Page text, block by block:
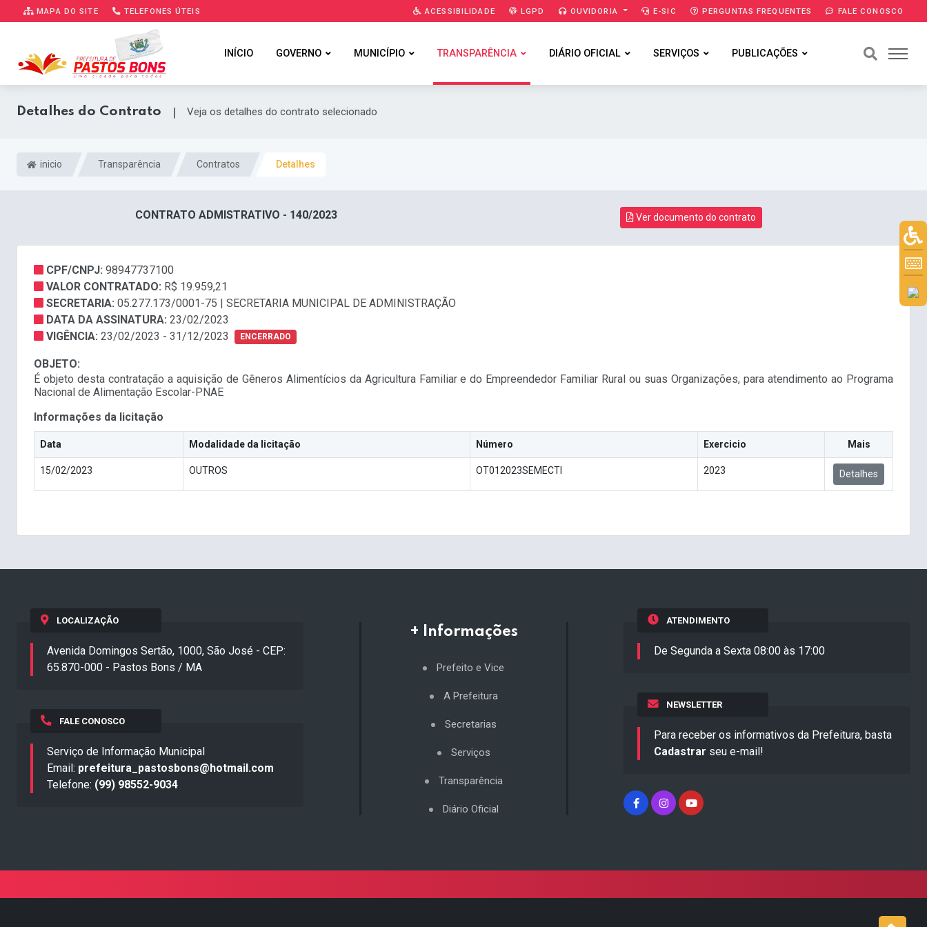
MAPA DO SITE TELEFONES ÚTEIS ACESSIBILIDADE LGPD OUVIDORIA E-SIC PERGUNTAS FREQUENTES FALE CONOSCO
INÍCIO GOVERNO MUNICÍPIO TRANSPARÊNCIA DIÁRIO OFICIAL SERVIÇOS PUBLICAÇÕES
Detalhes do Contrato | Veja os detalhes do contrato selecionado
inicio Transparência Contratos Detalhes
CONTRATO ADMISTRATIVO - 140/2023 Ver documento do contrato
CPF/CNPJ: 98947737100
VALOR CONTRATADO: R$ 19.959,21
SECRETARIA: 05.277.173/0001-75 | SECRETARIA MUNICIPAL DE ADMINISTRAÇÃO
DATA DA ASSINATURA: 23/02/2023
VIGÊNCIA: 23/02/2023 - 31/12/2023 ENCERRADO
OBJETO:
É objeto desta contratação a aquisição de Gêneros Alimentícios da Agricultura Familiar e do Empreendedor Familiar Rural ou suas Organizações, para atendimento ao Programa
Nacional de Alimentação Escolar-PNAE
Informações da licitação
Data Modalidade da licitação Número Exercicio Mais
15/02/2023 OUTROS OT012023SEMECTI 2023 Detalhes
LOCALIZAÇÃO
Avenida Domingos Sertão, 1000, São José - CEP:
65.870-000 - Pastos Bons / MA
FALE CONOSCO
Serviço de Informação Municipal
Email: prefeitura_pastosbons@hotmail.com
Telefone: (99) 98552-9034
+ Informações
Prefeito e Vice
A Prefeitura
Secretarias
Serviços
Transparência
Diário Oficial
ATENDIMENTO
De Segunda a Sexta 08:00 às 17:00
NEWSLETTER
Para receber os informativos da Prefeitura, basta
Cadastrar seu e-mail!